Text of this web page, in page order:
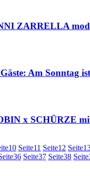
ZARRELLA
Am Sonntag
x SCHÜRZE
10 Seite11 Seite12 Seite
36 Seite37 Seite38 Seite